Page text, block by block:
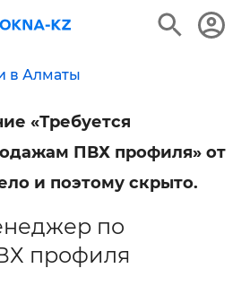
в Алматы
«Требуется
ПВХ профиля» от
и поэтому скрыто.
по
профиля